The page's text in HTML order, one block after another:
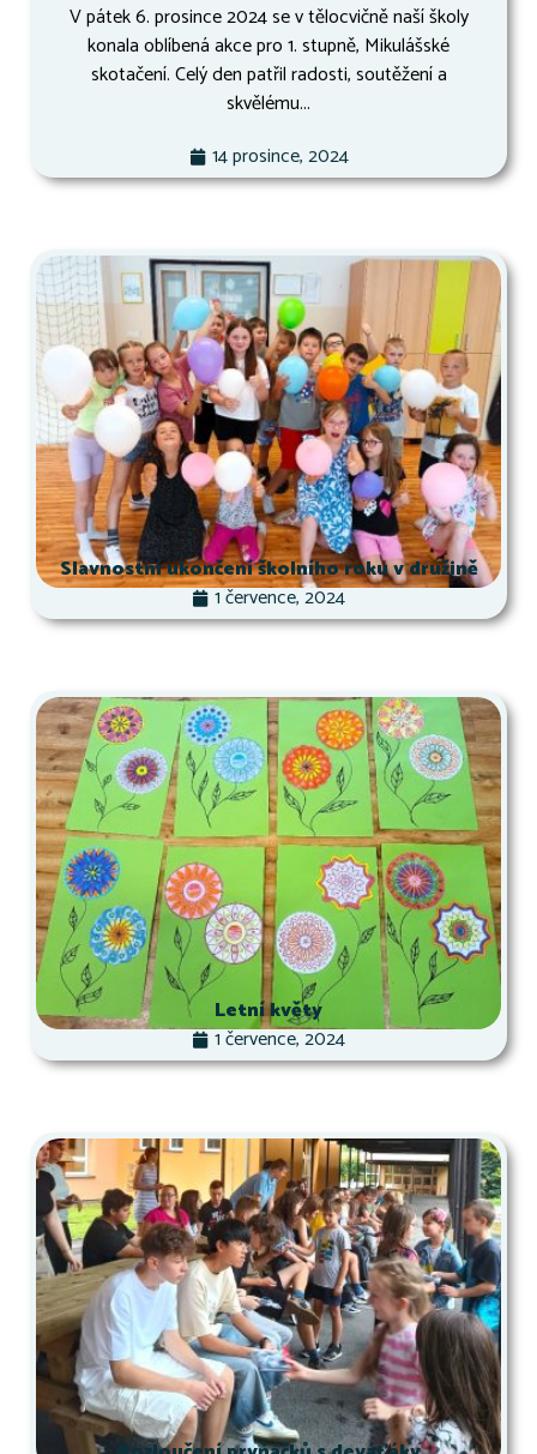
V pátek 6. prosince 2024 se v tělocvičně naší školy
konala oblíbená akce pro 1. stupně, Mikulášské
skotačení. Celý den patřil radosti, soutěžení a
skvělému...
14 prosince, 2024
Slavnostní ukončení školního roku v družině
1 července, 2024
Letní květy
1 července, 2024